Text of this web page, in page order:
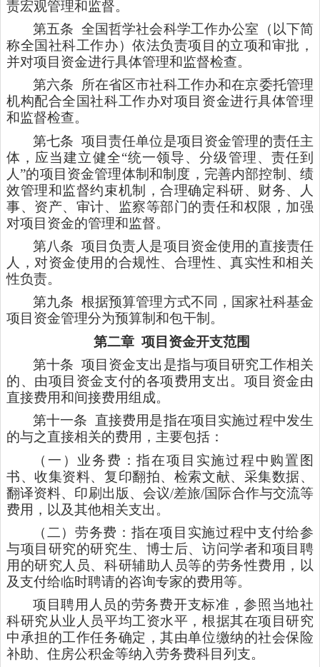
责宏观管理和监督。
第五条 全国哲学社会科学工作办公室（以下简
称全国社科工作办）依法负责项目的立项和审批，
并对项目资金进行具体管理和监督检查。
第六条 所在省区市社科工作办和在京委托管理
机构配合全国社科工作办对项目资金进行具体管理
和监督检查。
第七条 项目责任单位是项目资金管理的责任主
体，应当建立健全“统一领导、分级管理、责任到
人”的项目资金管理体制和制度，完善内部控制、绩
效管理和监督约束机制，合理确定科研、财务、人
事、资产、审计、监察等部门的责任和权限，加强
对项目资金的管理和监督。
第八条 项目负责人是项目资金使用的直接责任
人，对资金使用的合规性、合理性、真实性和相关
性负责。
第九条 根据预算管理方式不同，国家社科基金
项目资金管理分为预算制和包干制。
第二章项目资金开支范围
第十条 项目资金支出是指与项目研究工作相关
的、由项目资金支付的各项费用支出。项目资金由
直接费用和间接费用组成。
第十一条 直接费用是指在项目实施过程中发生
的与之直接相关的费用，主要包括：
（一）业务费：指在项目实施过程中购置图
书、收集资料、复印翻拍、检索文献、采集数据、
翻译资料、印刷出版、会议/差旅/国际合作与交流等
费用，以及其他相关支出。
（二）劳务费：指在项目实施过程中支付给参
与项目研究的研究生、博士后、访问学者和项目聘
用的研究人员、科研辅助人员等的劳务性费用，以
及支付给临时聘请的咨询专家的费用等。
项目聘用人员的劳务费开支标准，参照当地社
科研究从业人员平均工资水平，根据其在项目研究
中承担的工作任务确定，其由单位缴纳的社会保险
补助、住房公积金等纳入劳务费科目列支。